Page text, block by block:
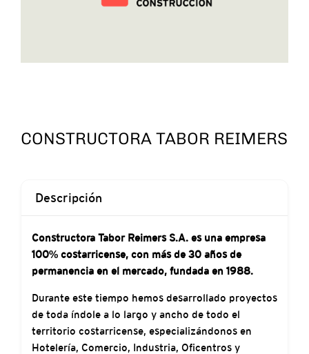
CONSTRUCTORA TABOR REIMERS
Descripción
Constructora Tabor Reimers S.A. es una empresa
100% costarricense, con más de 30 años de
permanencia en el mercado, fundada en 1988.
Durante este tiempo hemos desarrollado proyectos
de toda índole a lo largo y ancho de todo el
territorio costarricense, especializándonos en
Hotelería, Comercio, Industria, Oficentros y